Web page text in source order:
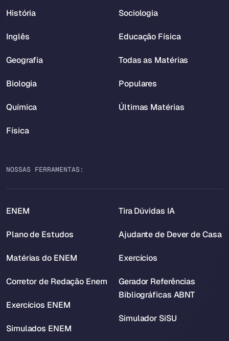
História
Inglês
Geografia
Biologia
Química
Física
Sociologia
Educação Física
Todas as Matérias
Populares
Últimas Matérias
NOSSAS FERRAMENTAS:
ENEM
Plano de Estudos
Matérias do ENEM
Corretor de Redação Enem
Exercícios ENEM
Simulados ENEM
Tira Dúvidas IA
Ajudante de Dever de Casa
Exercícios
Gerador Referências
Bibliográficas ABNT
Simulador SiSU